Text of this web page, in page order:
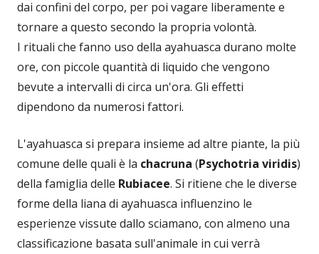
dai confini del corpo, per poi vagare liberamente e
tornare a questo secondo la propria volontà.
I rituali che fanno uso della ayahuasca durano molte
ore, con piccole quantità di liquido che vengono
bevute a intervalli di circa un'ora. Gli effetti
dipendono da numerosi fattori.
L'ayahuasca si prepara insieme ad altre piante, la più
comune delle quali è la chacruna (Psychotria viridis)
della famiglia delle Rubiacee. Si ritiene che le diverse
forme della liana di ayahuasca influenzino le
esperienze vissute dallo sciamano, con almeno una
classificazione basata sull'animale in cui verrà